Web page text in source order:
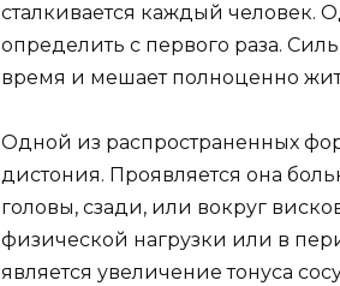
сталкивается каждый человек.
определить с первого раза.
время и мешает полноценно
Одной из распространенных
дистония. Проявляется она
головы, сзади, или вокруг
физической нагрузки или в
является увеличение тонуса